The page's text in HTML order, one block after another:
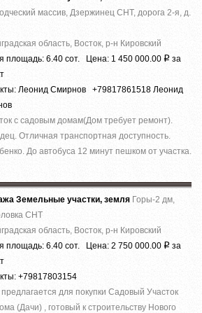
массив, Дзержинец СНТ, дорога 2-я, д.
область, Восток, р-н Кировский
площадь: 6.40 сот. Цена: 1 450 000.00 Р за
Леонид Смирнов +79817861518 Леонид
с садовым домам(Дом требует ремонт).
Отличная транспортная доступность.
До автобуса 12 минут пешком от участка.
Земельные участки, земля Горы-2 дм,
СНТ
область, Восток, р-н Кировский
площадь: 6.40 сот. Цена: 2 750 000.00 Р за
+79817803154
для покупки Садовый Участок
(Дачи) , готовый к строительству Нового